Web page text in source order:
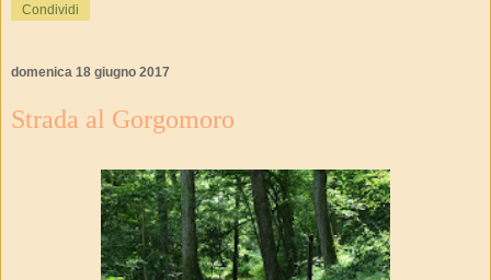
Condividi
domenica 18 giugno 2017
Strada al Gorgomoro